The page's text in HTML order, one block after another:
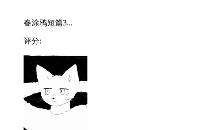
春涂鸦短篇3...
评分: